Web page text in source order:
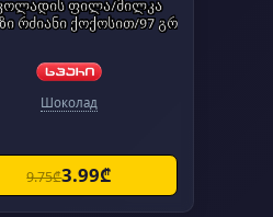
ფილა/მილკა
რძიანი ქოქოსით/97 გრ
Шоколад
9.75₾3.99₾